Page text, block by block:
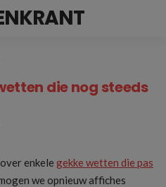
die nog steeds
enkele gekke wetten die pas
we opnieuw affiches